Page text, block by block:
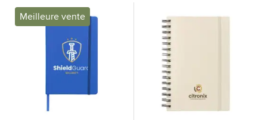
Meilleure vente